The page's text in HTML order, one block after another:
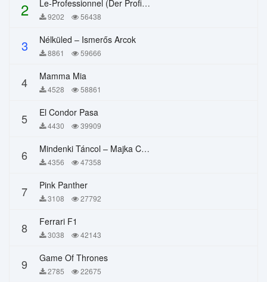
2 Le-Professionnel (Der Profi) – Chi Mai
9202 56438
3 Nélküled – Ismerős Arcok
8861 59666
4 Mamma Mia
4528 58861
5 El Condor Pasa
4430 39909
6 Mindenki Táncol – Majka Curtis, Péter Majoros
4356 47358
7 Pink Panther
3108 27792
8 Ferrari F1
3038 42143
9 Game Of Thrones
2785 22675